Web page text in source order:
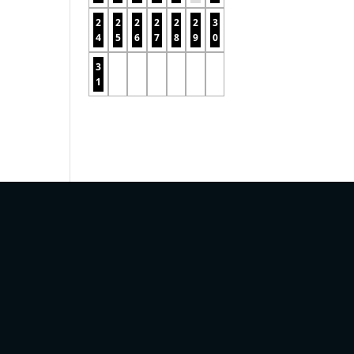
2
4
2
5
2
6
2
7
2
8
2
9
3
0
3
1